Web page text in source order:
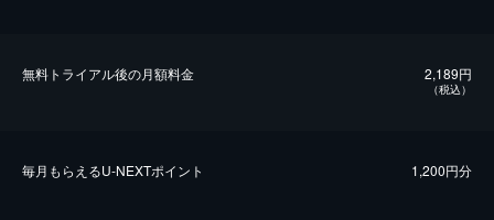
無料トライアル後の⽉額料金 2,189円
（税込）
毎⽉もらえるU-NEXTポイント 1,200円分